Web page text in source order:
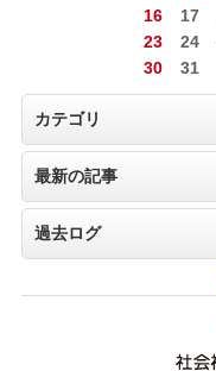
16
17
23
24
30
31
カテゴリ
最新の記事
過去ログ